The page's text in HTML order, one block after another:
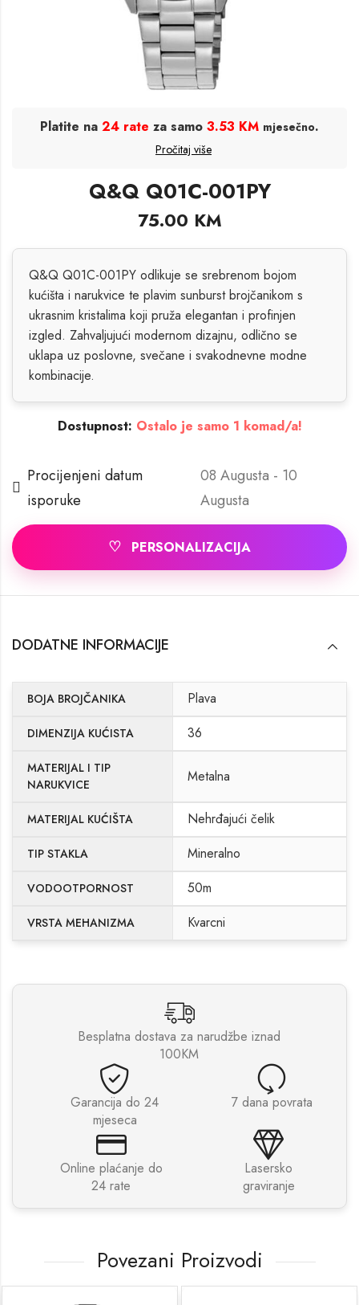
Platite na 24 rate za samo 3.53 KM mjesečno.
Pročitaj više
Q&Q Q01C-001PY
75.00 KM
Q&Q Q01C-001PY odlikuje se srebrenom bojom
kućišta i narukvice te plavim sunburst brojčanikom s
ukrasnim kristalima koji pruža elegantan i profinjen
izgled. Zahvaljujući modernom dizajnu, odlično se
uklapa uz poslovne, svečane i svakodnevne modne
kombinacije.
Dostupnost: Ostalo je samo 1 komad/a!
Procijenjeni datum
isporuke
08 Augusta - 10
Augusta
♡ PERSONALIZACIJA
DODATNE INFORMACIJE
BOJA BROJČANIKA Plava
DIMENZIJA KUĆISTA 36
MATERIJAL I TIP
NARUKVICE
Metalna
MATERIJAL KUĆIŠTA Nehrđajući čelik
TIP STAKLA Mineralno
VODOOTPORNOST 50m
VRSTA MEHANIZMA Kvarcni
Besplatna dostava za narudžbe iznad
100KM
Garancija do 24
mjeseca
7 dana povrata
Online plaćanje do
24 rate
Lasersko
graviranje
Povezani Proizvodi